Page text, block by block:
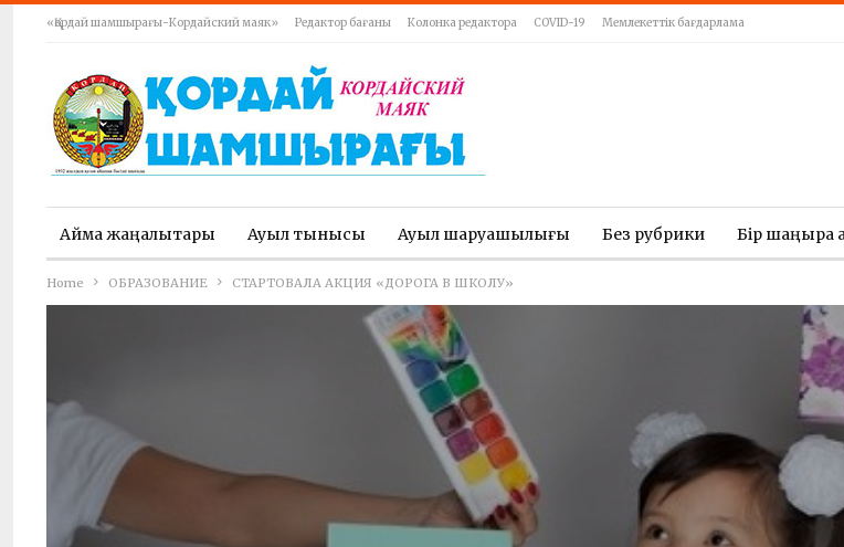
«Қордай шамшырағы-Кордайский маяк» Редактор бағаны Колонка редактора COVID-19 Мемлекеттік бағдарлама
Аймақ жаңалықтары Ауыл тынысы Ауыл шаруашылығы Без рубрики Бір шаңырақ
Home ОБРАЗОВАНИЕ СТАРТОВАЛА АКЦИЯ «ДОРОГА В ШКОЛУ»